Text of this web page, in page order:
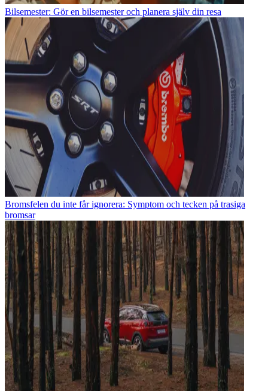
Bilsemester: Gör en bilsemester och planera själv din resa
Bromsfelen du inte får ignorera: Symptom och tecken på trasiga
bromsar